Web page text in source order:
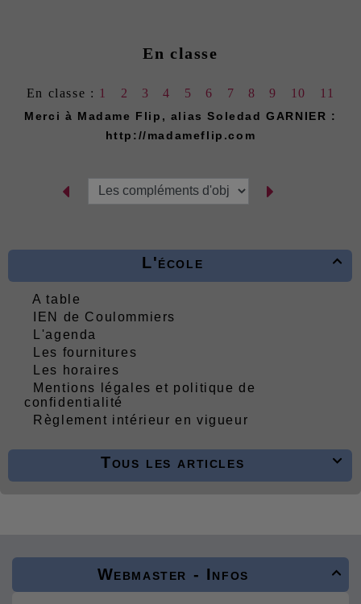

L'école
A table
IEN de Coulommiers
L'agenda
Les fournitures
Les horaires
Mentions légales et politique de
confidentialité
Règlement intérieur en vigueur

Tous les articles
En classe
En classe : 1 2 3 4 5 6 7 8 9 10 11
Merci à Madame Flip, alias Soledad GARNIER :
http://madameflip.com

Webmaster - Infos